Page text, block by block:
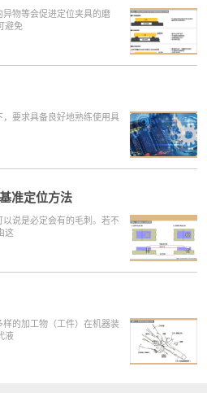
物等会促进定位夹具的磨
避免
要求具备良好地熟练使用具
准定位方法
说是必定会有的毛刺。若不
这
的加工物（工件）在机器装
液